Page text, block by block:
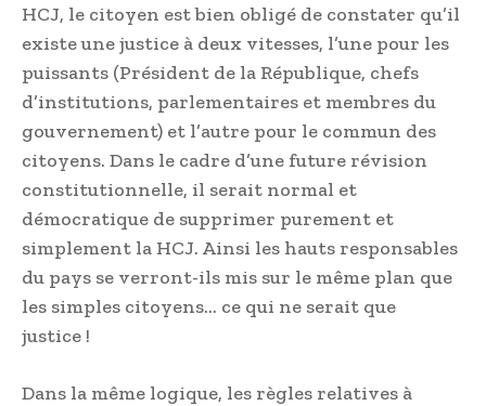
HCJ, le citoyen est bien obligé de constater qu’il
existe une justice à deux vitesses, l’une pour les
puissants (Président de la République, chefs
d’institutions, parlementaires et membres du
gouvernement) et l’autre pour le commun des
citoyens. Dans le cadre d’une future révision
constitutionnelle, il serait normal et
démocratique de supprimer purement et
simplement la HCJ. Ainsi les hauts responsables
du pays se verront-ils mis sur le même plan que
les simples citoyens… ce qui ne serait que
justice !
Dans la même logique, les règles relatives à